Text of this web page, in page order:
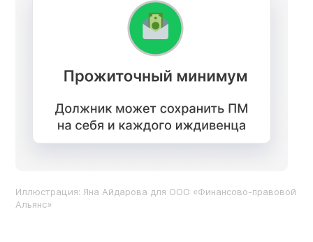
Иллюстрация: Яна Айдарова для ООО «Финансово-правовой
Альянс»